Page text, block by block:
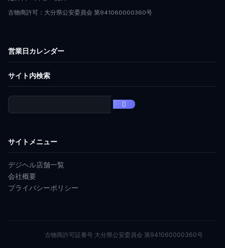
古物商許可：大分県公安委員会 第941060000360号
営業日カレンダー
サイト内検索
サイトメニュー
デジヘル店舗一覧
会社概要
プライバシーポリシー
古物商許可証番号 大分県公安委員会 第941060000360号